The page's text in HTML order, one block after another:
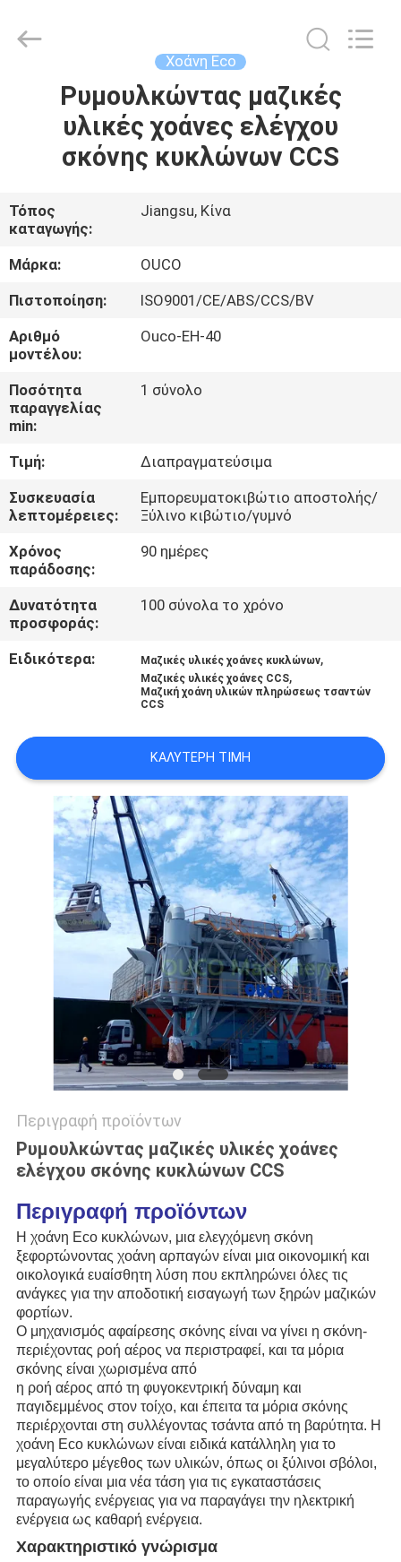
ΣΠΊΤΙ
ΠΡΟΪΌΝΤΑ
ΒΊΝΤΕΟ
ΕΜΦΆΝΙΣΗ
VR
ΣΧΕΤΙΚΆ
ΜΕ
ΕΜΆΣ
ΕΠΙΣΚΈΨΕΙΣ
ΣΤΟ
ΕΡΓΟΣΤΆΣΙΟ
ΈΛΕΓΧΟΣ
ΠΟΙΌΤΗΤΑΣ
ΥΠΟΘΈΣΕΙΣ
CONTACT
SITEMAP
ΠΟΛΙΤΙΚΉ
ΑΠΟΡΡΉΤΟΥ
GROUP
Χοάνη Eco
Ρυμουλκώντας μαζικές
υλικές χοάνες ελέγχου
σκόνης κυκλώνων CCS
Τόπος
καταγωγής:
Jiangsu, Κίνα
Μάρκα:
OUCO
Πιστοποίηση:
ISO9001/CE/ABS/CCS/BV
Αριθμό
μοντέλου:
Ouco-EH-40
Ποσότητα
παραγγελίας
min:
1 σύνολο
Τιμή:
Διαπραγματεύσιμα
Συσκευασία
λεπτομέρειες:
Εμπορευματοκιβώτιο αποστολής/
Ξύλινο κιβώτιο/γυμνό
Χρόνος
παράδοσης:
90 ημέρες
Δυνατότητα
προσφοράς:
100 σύνολα το χρόνο
Ειδικότερα: Μαζικές υλικές χοάνες κυκλώνων,
Μαζικές υλικές χοάνες CCS,
Μαζική χοάνη υλικών πληρώσεως τσαντών
CCS
ΚΑΛΎΤΕΡΗ ΤΙΜΉ
Περιγραφή προϊόντων
Ρυμουλκώντας μαζικές υλικές χοάνες
ελέγχου σκόνης κυκλώνων CCS
Περιγραφή προϊόντων
Η χοάνη Eco κυκλώνων, μια ελεγχόμενη σκόνη
ξεφορτώνοντας χοάνη αρπαγών είναι μια οικονομική και
οικολογικά ευαίσθητη λύση που εκπληρώνει όλες τις
ανάγκες για την αποδοτική εισαγωγή των ξηρών μαζικών
φορτίων.
Ο μηχανισμός αφαίρεσης σκόνης είναι να γίνει η σκόνη-
περιέχοντας ροή αέρος να περιστραφεί, και τα μόρια
σκόνης είναι χωρισμένα από
η ροή αέρος από τη φυγοκεντρική δύναμη και
παγιδεμμένος στον τοίχο, και έπειτα τα μόρια σκόνης
περιέρχονται στη συλλέγοντας τσάντα από τη βαρύτητα. Η
χοάνη Eco κυκλώνων είναι ειδικά κατάλληλη για το
μεγαλύτερο μέγεθος των υλικών, όπως οι ξύλινοι σβόλοι,
το οποίο είναι μια νέα τάση για τις εγκαταστάσεις
παραγωγής ενέργειας για να παραγάγει την ηλεκτρική
ενέργεια ως καθαρή ενέργεια.
Χαρακτηριστικό γνώρισμα